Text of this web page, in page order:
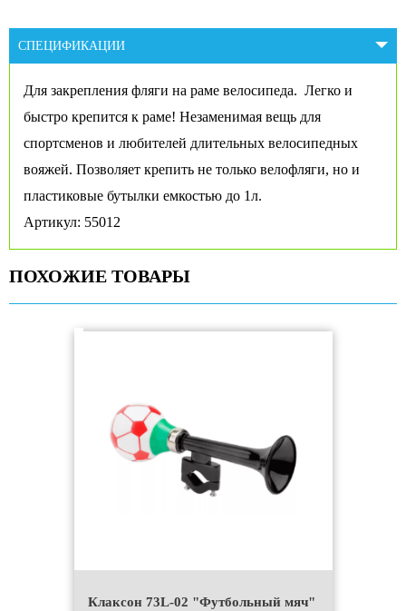
СПЕЦИФИКАЦИИ
Для закрепления фляги на раме велосипеда. Легко и
быстро крепится к раме! Незаменимая вещь для
спортсменов и любителей длительных велосипедных
вояжей. Позволяет крепить не только велофляги, но и
пластиковые бутылки емкостью до 1л.
Артикул: 55012
ПОХОЖИЕ ТОВАРЫ
Клаксон 73L-02 "Футбольный мяч"